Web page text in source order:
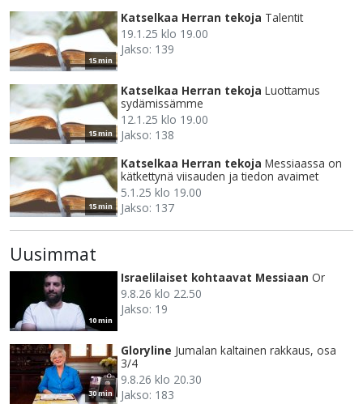
15 min
Katselkaa Herran tekoja Talentit
19.1.25 klo 19.00
Jakso: 139
15 min
Katselkaa Herran tekoja Luottamus
sydämissämme
12.1.25 klo 19.00
Jakso: 138
15 min
Katselkaa Herran tekoja Messiaassa on
kätkettynä viisauden ja tiedon avaimet
5.1.25 klo 19.00
Jakso: 137
Uusimmat
10 min
Israelilaiset kohtaavat Messiaan Or
9.8.26 klo 22.50
Jakso: 19
30 min
Gloryline Jumalan kaltainen rakkaus, osa
3/4
9.8.26 klo 20.30
Jakso: 183